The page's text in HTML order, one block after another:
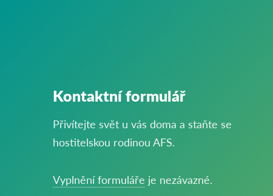
Kontaktní formulář
Přivítejte svět u vás doma a staňte se
hostitelskou rodinou AFS.
Vyplnění formuláře je nezávazné.